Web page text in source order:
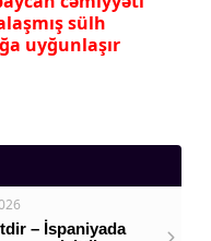
sülh
uyğunlaşır
– İspaniyada